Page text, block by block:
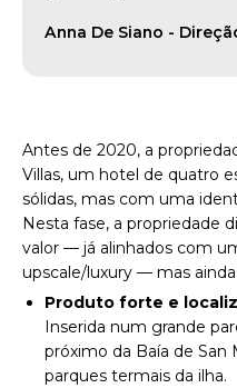
Anna De Siano -
Antes de 2020, a
Villas, um hotel de quatro
sólidas, mas com uma
Nesta fase, a propriedade
valor — já alinhados com
upscale/luxury — mas
Produto forte e
Inserida num grande
próximo da Baía de San
parques termais da ilha.